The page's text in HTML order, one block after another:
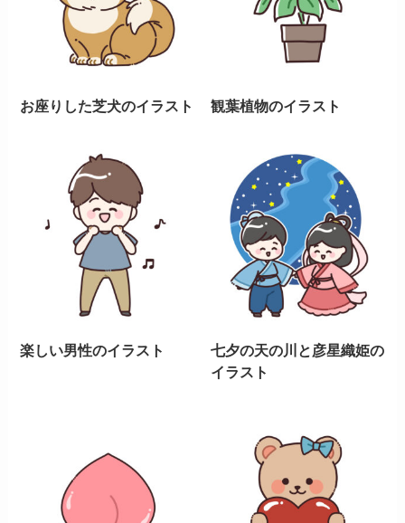
お座りした芝犬のイラスト 観葉植物のイラスト
楽しい男性のイラスト
七夕の天の川と彦星織姫の
イラスト